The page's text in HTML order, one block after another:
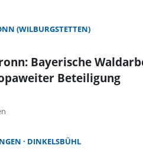
(WILBURGSTETTEN)
Bayerische
Beteiligung
DINKELSBÜHL